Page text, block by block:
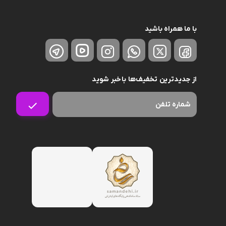
با ما همراه باشید
از جدیدترین تخفیف‌ها باخبر شوید